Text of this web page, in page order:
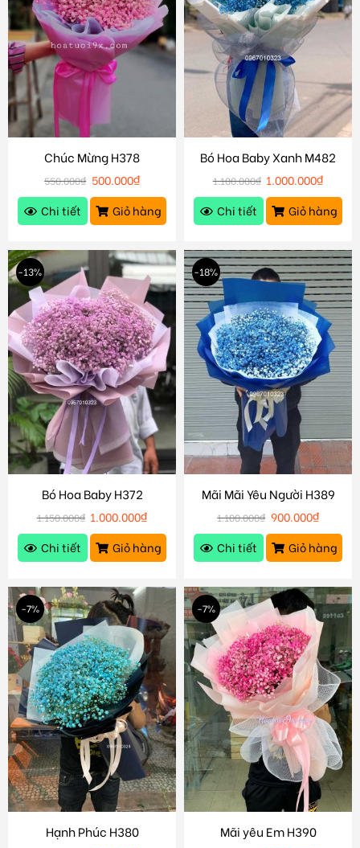
Chúc Mừng H378
550.000₫ 500.000₫
Chi tiết
Giỏ hàng
Bó Hoa Baby Xanh M482
1.100.000₫ 1.000.000₫
Chi tiết
Giỏ hàng
-13%
Bó Hoa Baby H372
1.150.000₫ 1.000.000₫
Chi tiết
Giỏ hàng
-18%
Mãi Mãi Yêu Người H389
1.100.000₫ 900.000₫
Chi tiết
Giỏ hàng
-7%
Hạnh Phúc H380
-7%
Mãi yêu Em H390